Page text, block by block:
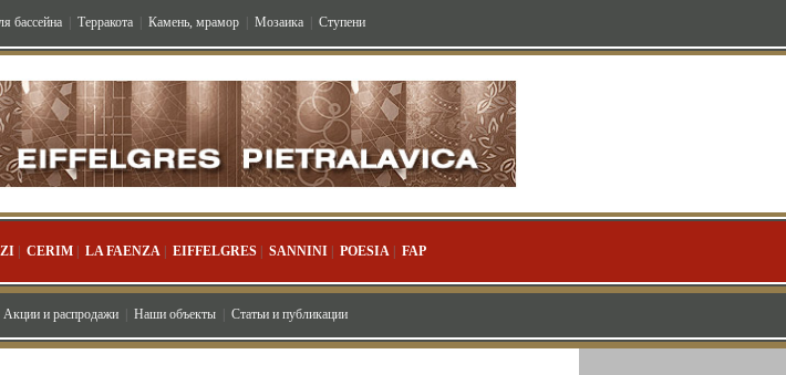
бассейна Терракота Камень, мрамор Мозаика Ступени
| CERIM| LA FAENZA| EIFFELGRES| SANNINI| POESIA| FAP
Акции и распродажи| Наши объекты| Статьи и публикации